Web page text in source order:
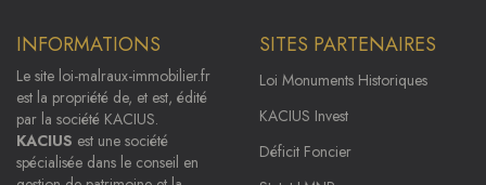
INFORMATIONS
Le site loi-malraux-immobilier.fr
est la propriété de, et est, édité
par la société KACIUS.
KACIUS est une société
spécialisée dans le conseil en
SITES PARTENAIRES
Loi Monuments Historiques
KACIUS Invest
Déficit Foncier